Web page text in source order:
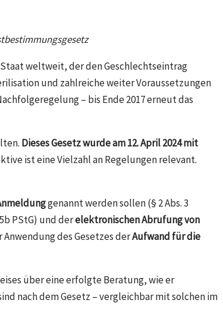
weltweit, der den Geschlechtseintrag
und zahlreiche weiter Voraussetzungen
– bis Ende 2017 erneut das
Dieses Gesetz wurde am 12. April 2024 mit
ist eine Vielzahl an Regelungen relevant.
genannt werden sollen (§ 2 Abs. 3
PStG) und derelektronischen Abrufung von
des Gesetzes derAufwand für die
über eine erfolgte Beratung, wie er
nach dem Gesetz – vergleichbar mit solchen im